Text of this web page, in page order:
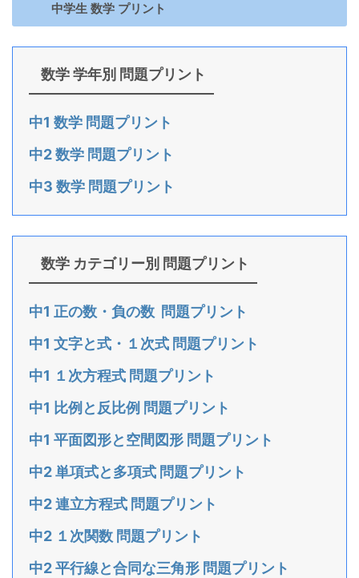
中学生 数学 プリント
数学 学年別 問題プリント
中1 数学 問題プリント
中2 数学 問題プリント
中3 数学 問題プリント
数学 カテゴリー別 問題プリント
中1 正の数・負の数 問題プリント
中1 文字と式・１次式 問題プリント
中1 １次方程式 問題プリント
中1 比例と反比例 問題プリント
中1 平面図形と空間図形 問題プリント
中2 単項式と多項式 問題プリント
中2 連立方程式 問題プリント
中2 １次関数 問題プリント
中2 平行線と合同な三角形 問題プリント